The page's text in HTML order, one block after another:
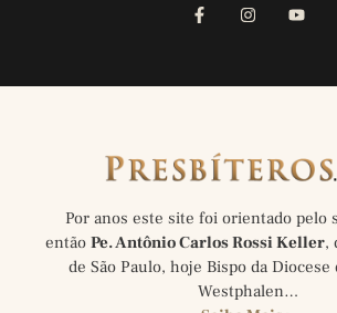
Por anos este site foi orientado pelo
então Pe. Antônio Carlos Rossi Keller,
de São Paulo, hoje Bispo da
Westphalen…